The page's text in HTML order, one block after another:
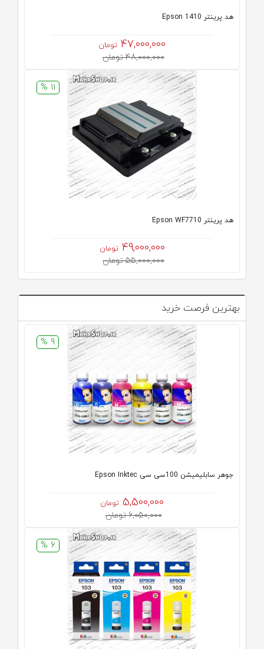
هد پرینتر Epson 1410
47,000,000 تومان
48,000,000 تومان
11 %
هد پرینتر Epson WF7710
49,000,000 تومان
55,000,000 تومان
بهترین فرصت خرید
9 %
جوهر سابلیمیشن 100سی سی Epson Inktec
5,500,000 تومان
6,050,000 تومان
6 %